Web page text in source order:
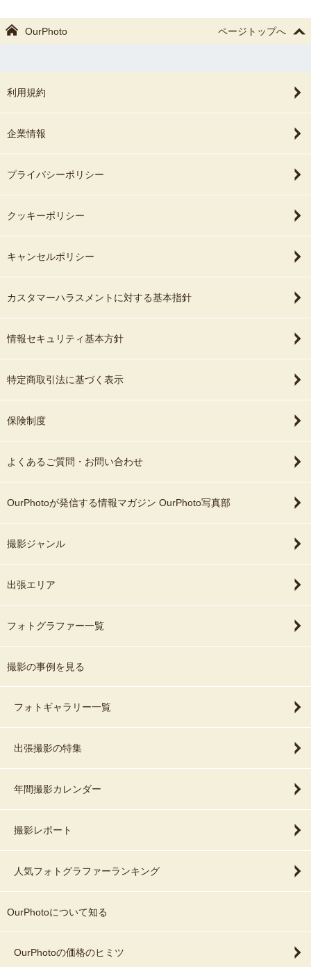
OurPhoto ページトップへ
利用規約
企業情報
プライバシーポリシー
クッキーポリシー
キャンセルポリシー
カスタマーハラスメントに対する基本指針
情報セキュリティ基本方針
特定商取引法に基づく表示
保険制度
よくあるご質問・お問い合わせ
OurPhotoが発信する情報マガジン OurPhoto写真部
撮影ジャンル
出張エリア
フォトグラファー一覧
撮影の事例を見る
フォトギャラリー一覧
出張撮影の特集
年間撮影カレンダー
撮影レポート
人気フォトグラファーランキング
OurPhotoについて知る
OurPhotoの価格のヒミツ